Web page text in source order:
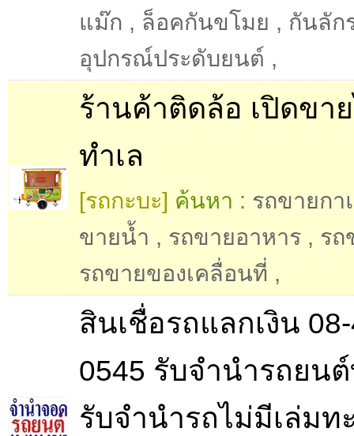
แม๊ก , ล็อคกันขโมย , กันลัก
อุปกรณ์ประดับยนต์ ,
ร้านค้าติดล้อ เปิดขา
ทำเล
[รถกะบะ] ค้นหา : รถขายกา
ขายน้ำ , รถขายอาหาร , รถ
รถขายของเคลื่อนที่ ,
สินเชื่อรถแลกเงิน
0545 รับจำนำรถยน
รับจำนำรถไม่มีเล่มท